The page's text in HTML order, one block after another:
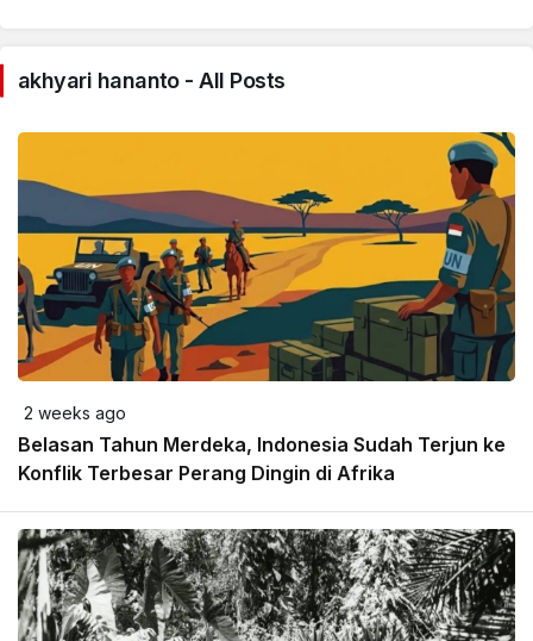
akhyari hananto - All Posts
2 weeks ago
Belasan Tahun Merdeka, Indonesia Sudah Terjun ke
Konflik Terbesar Perang Dingin di Afrika